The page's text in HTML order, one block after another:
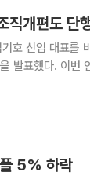
직개편도 단
호 신임 대표를
발표했다. 이번
5% 하락